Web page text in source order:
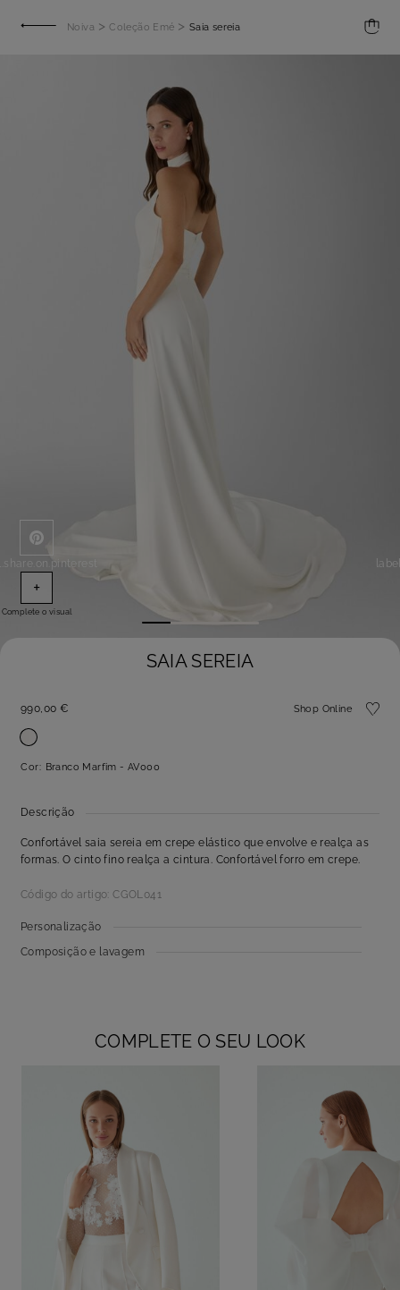
Noiva > Coleção Emé > Saia sereia
+
Complete o visual
SAIA SEREIA
Shop Online
990,00 €
Cor: Branco Marfim - AV000
Descrição
Confortável saia sereia em crepe elástico que envolve e realça as
formas. O cinto fino realça a cintura. Confortável forro em crepe.
Código do artigo: CGOL041
Personalização
Composição e lavagem
COMPLETE O SEU LOOK